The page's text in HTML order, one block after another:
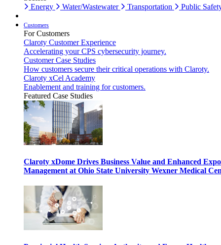
Energy
Water/Wastewater Transportation Public
Customers
For Customers
Claroty Customer Experience
Accelerating your CPS cybersecurity journey.
Customer Case Studies
How customers secure their critical operations with Claroty.
Claroty xCel Academy
Enablement and training for customers.
Featured Case Studies
Claroty xDome Drives Business Value and Enhanced
Management at Ohio State University Wexner Medical